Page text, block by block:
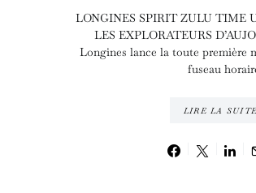
LONGINES SPIRIT ZULU TIME
LES EXPLORATEURS
Longines lance la toute première
fuseau
LIRE LA SUITE